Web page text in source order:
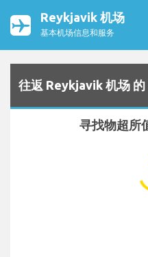
Reykjavik 机场
基本机场信息和服务
往返 Reykjavik 机场
寻找物超所